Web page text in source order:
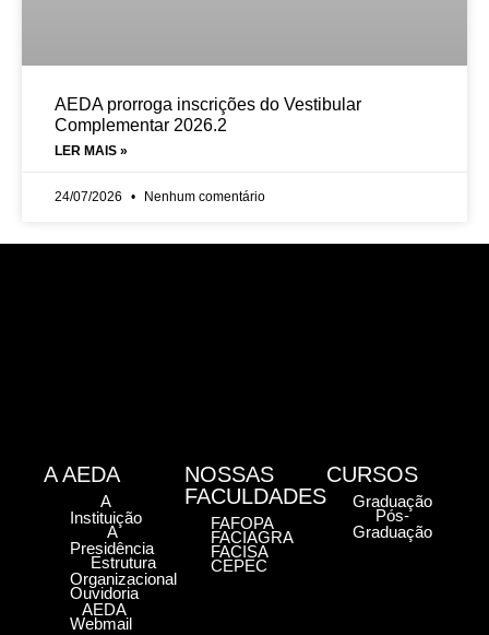
AEDA prorroga inscrições do Vestibular
Complementar 2026.2
LER MAIS »
24/07/2026 Nenhum comentário
A AEDA
A
Instituição
A
Presidência
Estrutura
Organizacional
Ouvidoria
AEDA
Webmail
NOSSAS
FACULDADES
FAFOPA
FACIAGRA
FACISA
CEPEC
CURSOS
Graduação
Pós-
Graduação